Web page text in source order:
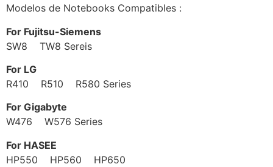
Modelos de Notebooks Compatibles :
For Fujitsu-Siemens
SW8 TW8 Sereis
For LG
R410 R510 R580 Series
For Gigabyte
W476 W576 Series
For HASEE
HP550 HP560 HP650